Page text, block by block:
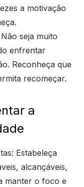
a motivação
seja muito
enfrentar
Reconheça que
recomeçar.
a
Estabeleça
alcançáveis,
manter o foco e